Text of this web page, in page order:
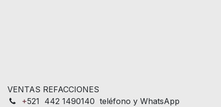
VENTAS REFACCIONES
+521 442 1490140 teléfono y WhatsApp